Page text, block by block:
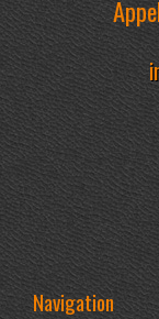
Navigation